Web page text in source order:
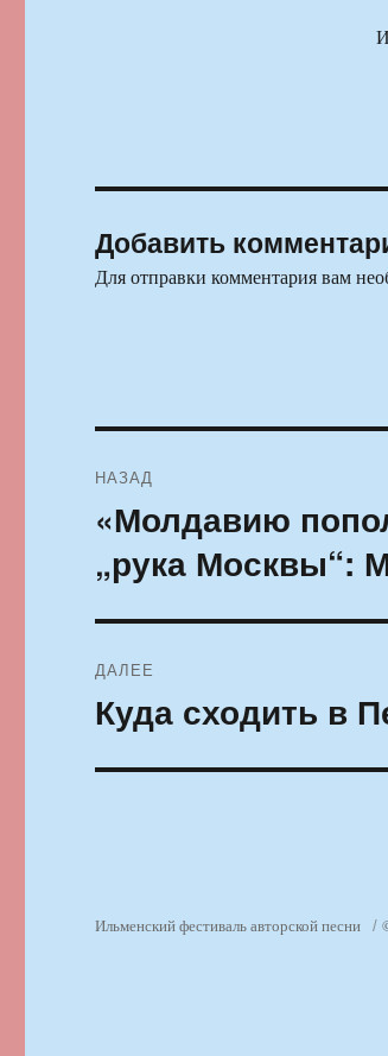
Добавить
Для отправки комментария вам
по
записям
НАЗАД
Предыдущая
«Молдавию
„рука Москвы“:
ДАЛЕЕ
Следующая
запись:
Куда сходить в
Ильменский фестиваль авторской песни